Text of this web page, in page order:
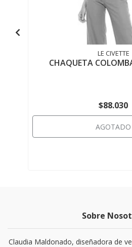
LE CIVETTE
CHAQUETA
$88.030
AGOTADO
Sobre
Claudia Maldonado, diseñadora de